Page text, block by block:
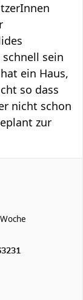
sein
ein Haus,
so dass
nicht schon
zur